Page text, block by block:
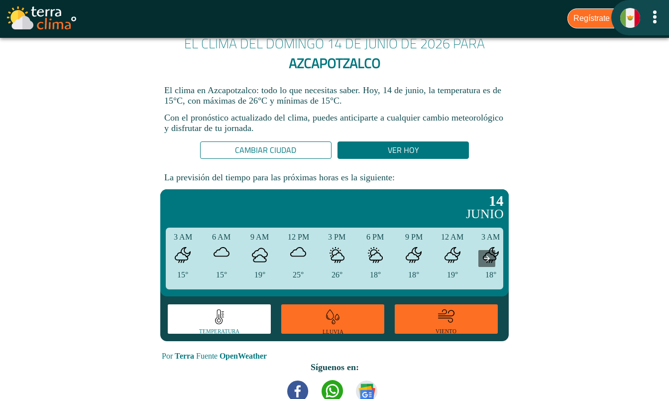
EL CLIMA DEL DOMINGO 14 DE JUNIO DE 2026 PARA
AZCAPOTZALCO
El clima en Azcapotzalco: todo lo que necesitas saber. Hoy, 14 de junio, la temperatura es de
15°C, con máximas de 26°C y mínimas de 15°C.
Con el pronóstico actualizado del clima, puedes anticiparte a cualquier cambio meteorológico
y disfrutar de tu jornada.​
CAMBIAR CIUDAD VER HOY
La previsión del tiempo para las próximas horas es la siguiente:
14
JUNIO
3 AM
15°
6 AM
15°
9 AM
19°
12 PM
25°
3 PM
26°
6 PM
18°
9 PM
18°
12 AM
19°
3 AM
18°
TEMPERATURA LLUVIA VIENTO
PorTerra Fuente OpenWeather
Síguenos en: